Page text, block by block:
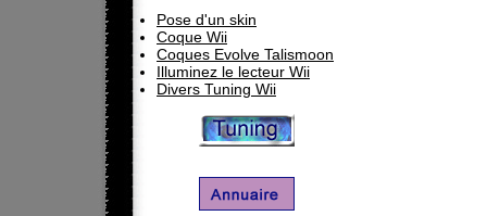
Pose d'un skin
Coque Wii
Coques Evolve Talismoon
Illuminez le lecteur Wii
Divers Tuning Wii